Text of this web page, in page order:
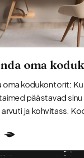
oma
oma kodukontorit:
päästavad
arvuti ja kohvitass.